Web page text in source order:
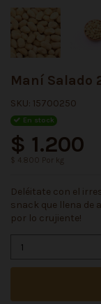
Maní Salado
SKU: 15700250
En stock
$ 1.200
$ 4.800 Por kg
Deléitate con el
snack que llena de
por lo crujiente!